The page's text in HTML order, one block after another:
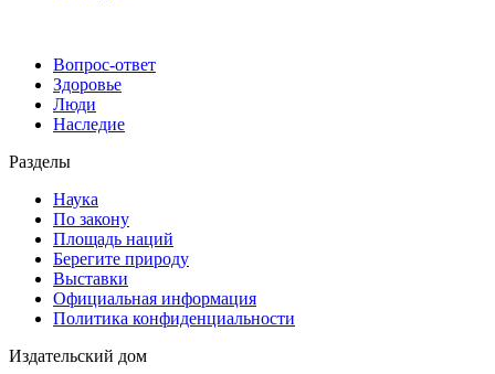
Вопрос-ответ
Здоровье
Люди
Наследие
Разделы
Наука
По закону
Площадь наций
Берегите природу
Выставки
Официальная информация
Политика конфиденциальности
Издательский дом